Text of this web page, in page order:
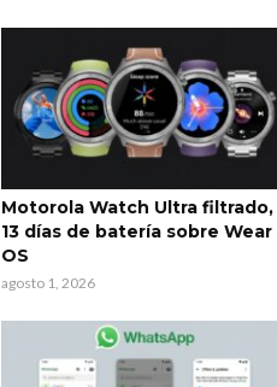
Motorola Watch Ultra filtrado,
13 días de batería sobre Wear
OS
agosto 1, 2026